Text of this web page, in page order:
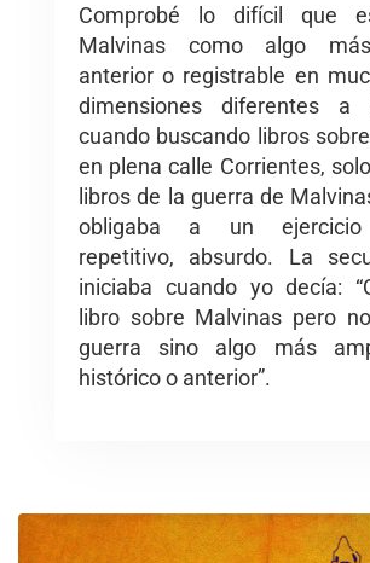
Comprobé lo difícil que
Malvinas como algo
anterior o registrable en
dimensiones diferentes a
cuando buscando libros
en plena calle Corrientes,
libros de la guerra de
obligaba a un ejercicio
repetitivo, absurdo. La
iniciaba cuando yo decía:
libro sobre Malvinas pero
guerra sino algo más
histórico o anterior”.